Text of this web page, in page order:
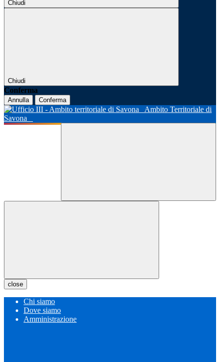
Chiudi
Chiudi
Conferma
Annulla Conferma
Ambito Territoriale di
Savona
close
Chi siamo
Dove siamo
Amministrazione